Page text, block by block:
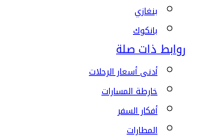
بنغازي
بانكوك
روابط ذات صلة
أدنى أسعار الرحلات
خارطة المسارات
أفكار السفر
المطارات